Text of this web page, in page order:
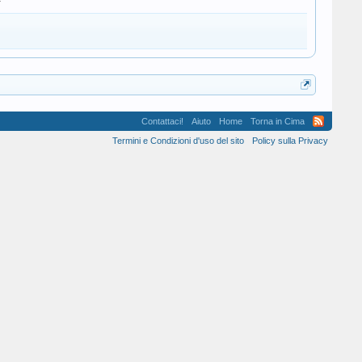
Contattaci! Aiuto Home
Torna in Cima
Termini e Condizioni d'uso del sito
Policy sulla Privacy